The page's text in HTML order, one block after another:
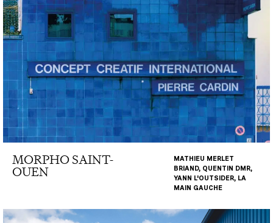
MORPHO SAINT-
OUEN
MATHIEU MERLET
BRIAND, QUENTIN DMR,
YANN L'OUTSIDER, LA
MAIN GAUCHE